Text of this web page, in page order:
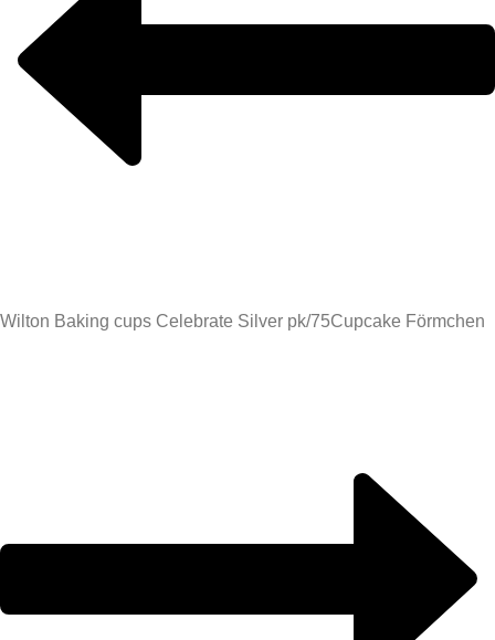
Wilton Baking cups Celebrate Silver pk/75Cupcake Förmchen